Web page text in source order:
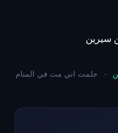
سيرين
-
حلمت اني مت في المنام